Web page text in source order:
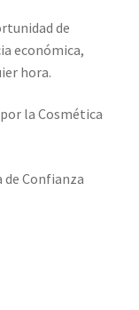
de
económica,
hora.
la Cosmética
de Confianza